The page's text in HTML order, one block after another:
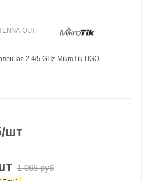
OUT
2.4/5 GHz MikroTik HGO-
/шт
1 065руб